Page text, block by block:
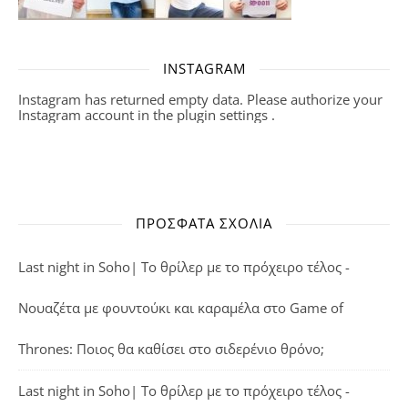
INSTAGRAM
Instagram has returned empty data. Please authorize your
Instagram account in the plugin settings .
ΠΡΌΣΦΑΤΑ ΣΧΌΛΙΑ
Last night in Soho| Το θρίλερ με το πρόχειρο τέλος -
Νουαζέτα με φουντούκι και καραμέλα στο Game of
Thrones: Ποιος θα καθίσει στο σιδερένιο θρόνο;
Last night in Soho| Το θρίλερ με το πρόχειρο τέλος -